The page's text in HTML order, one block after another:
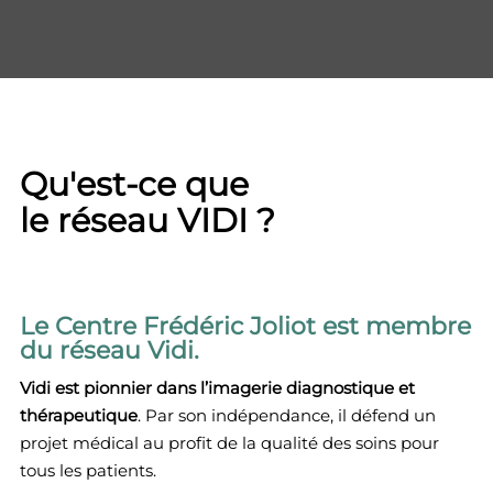
Qu'est-ce que
le réseau VIDI ?
Le Centre Frédéric Joliot est membre
du réseau Vidi.
Vidi est pionnier dans l’imagerie diagnostique et
thérapeutique. Par son indépendance, il défend un
projet médical au profit de la qualité des soins pour
tous les patients.